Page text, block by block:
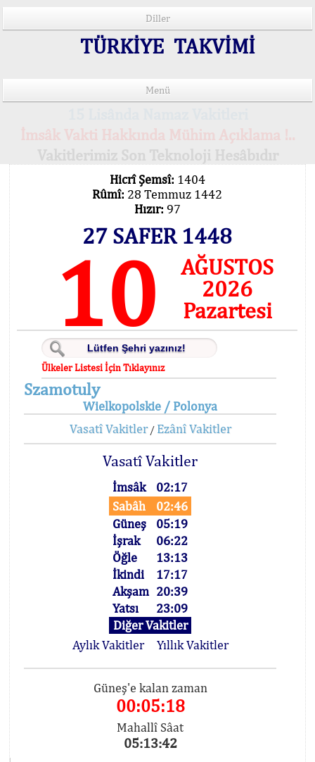
Diller
TÜRKİYE TAKVİMİ
Menü
Hicrî Şemsî: 1404
Rûmî: 28 Temmuz 1442
Hızır: 97
27 SAFER 1448
10
AĞUSTOS
2026
Pazartesi
Ülkeler Listesi İçin Tıklayınız
Szamotuly
Wielkopolskie / Polonya
Vasatî Vakitler/ Ezânî Vakitler
Vasatî Vakitler
İmsâk
02:17
Sabâh
02:46
Güneş
05:19
İşrak
06:22
Öğle
13:13
İkindi
17:17
Akşam 20:39
Yatsı
23:09
Diğer Vakitler
Aylık Vakitler
Yıllık Vakitler
Güneş'e kalan zaman
00:05:18
Mahallî Sâat
05:13:42